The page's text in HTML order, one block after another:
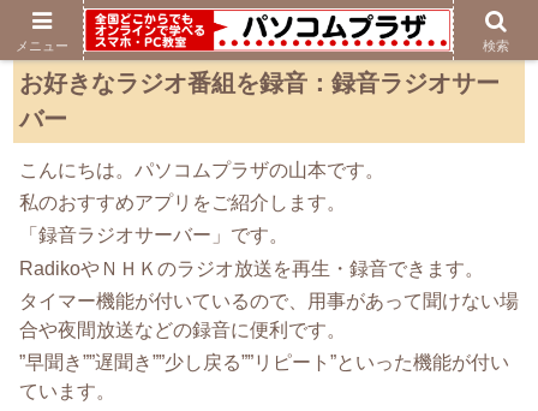
お好きなラジオ番組を録音：録音ラジオサー
バー
こんにちは。パソコムプラザの山本です。
私のおすすめアプリをご紹介します。
「録音ラジオサーバー」です。
RadikoやＮＨＫのラジオ放送を再生・録音できます。
タイマー機能が付いているので、用事があって聞けない場
合や夜間放送などの録音に便利です。
”早聞き””遅聞き””少し戻る””リピート”といった機能が付い
ています。
メニュー 検索